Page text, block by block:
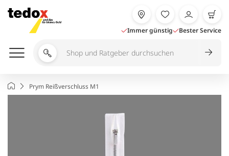
Inhalt
springen
Immer günstig Bester Service
Shop
Ratgeber
durchsuchen
StartseitePrym Reißverschluss M1